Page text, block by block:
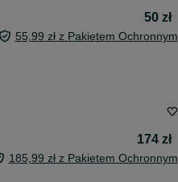
50 zł
55,99 zł z Pakietem Ochronnym
174 zł
185,99 zł z Pakietem Ochronnym